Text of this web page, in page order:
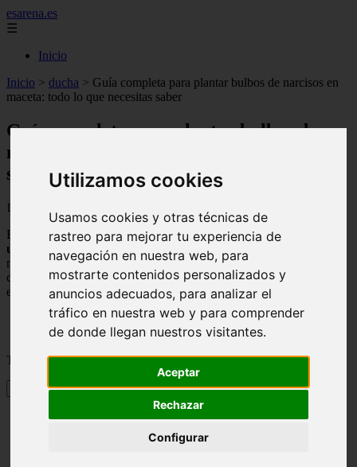
Utilizamos cookies
Usamos cookies y otras técnicas de
rastreo para mejorar tu experiencia de
navegación en nuestra web, para
mostrarte contenidos personalizados y
anuncios adecuados, para analizar el
tráfico en nuestra web y para comprender
de donde llegan nuestros visitantes.
Aceptar
Rechazar
Configurar
esarena.es
☰
Inicio
Inicio > ducha > Guía completa para plantar bulbos de narcisos en
maceta: todo lo que necesitas saber
Guía completa para plantar bulbos de
narcisos en maceta: todo lo que necesitas
saber
📅 03/09/2025
En este artículo aprenderáscómo plantar bulbos de narcisos
una maceta
para tener un hermoso jardín
muy populares gracias a sus flores de colores brillantes y su fácil
cuidado. Sigue estos simples pasos y tendrás una maceta llena de
estas encantadoras flores en poco tiempo.
Tabla de contenidos
Consejos esenciales para cultivar narcisos en macetas de
¿Cuál es el proceso para plantar un bulbo de narciso?